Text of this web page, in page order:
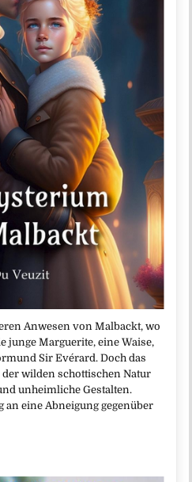
Anwesen von Malbackt, wo
junge Marguerite, eine Waise,
Sir Evérard. Doch das
wilden schottischen Natur
unheimliche Gestalten.
an eine Abneigung gegenüber